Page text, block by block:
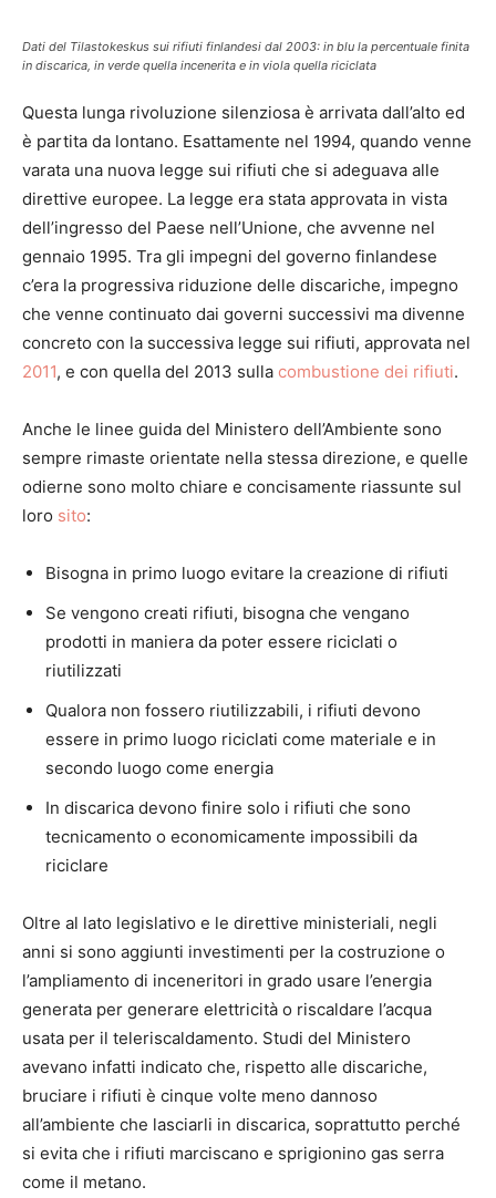
Dati del Tilastokeskus sui rifiuti finlandesi dal 2003: in blu la percentuale finita
in discarica, in verde quella incenerita e in viola quella riciclata
Questa lunga rivoluzione silenziosa è arrivata dall’alto ed
è partita da lontano. Esattamente nel 1994, quando venne
varata una nuova legge sui rifiuti che si adeguava alle
direttive europee. La legge era stata approvata in vista
dell’ingresso del Paese nell’Unione, che avvenne nel
gennaio 1995. Tra gli impegni del governo finlandese
c’era la progressiva riduzione delle discariche, impegno
che venne continuato dai governi successivi ma divenne
concreto con la successiva legge sui rifiuti, approvata nel
2011, e con quella del 2013 sulla combustione dei rifiuti.
Anche le linee guida del Ministero dell’Ambiente sono
sempre rimaste orientate nella stessa direzione, e quelle
odierne sono molto chiare e concisamente riassunte sul
loro sito:
Bisogna in primo luogo evitare la creazione di rifiuti
Se vengono creati rifiuti, bisogna che vengano
prodotti in maniera da poter essere riciclati o
riutilizzati
Qualora non fossero riutilizzabili, i rifiuti devono
essere in primo luogo riciclati come materiale e in
secondo luogo come energia
In discarica devono finire solo i rifiuti che sono
tecnicamento o economicamente impossibili da
riciclare
Oltre al lato legislativo e le direttive ministeriali, negli
anni si sono aggiunti investimenti per la costruzione o
l’ampliamento di inceneritori in grado usare l’energia
generata per generare elettricità o riscaldare l’acqua
usata per il teleriscaldamento. Studi del Ministero
avevano infatti indicato che, rispetto alle discariche,
bruciare i rifiuti è cinque volte meno dannoso
all’ambiente che lasciarli in discarica, soprattutto perché
si evita che i rifiuti marciscano e sprigionino gas serra
come il metano.